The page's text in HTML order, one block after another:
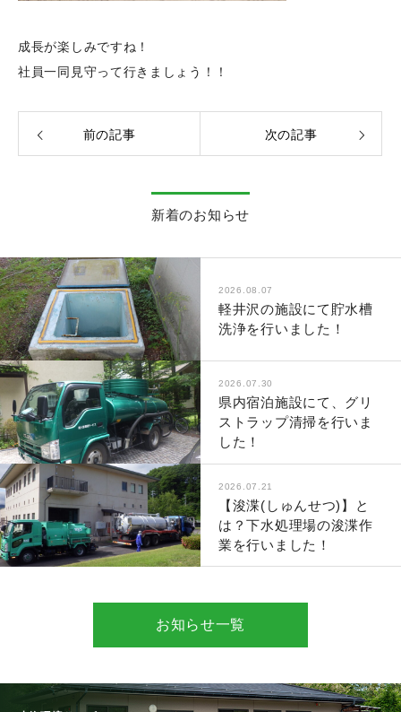
成長が楽しみですね！
社員一同見守って行きましょう！！
前の記事 次の記事
新着のお知らせ
2026.08.07
軽井沢の施設にて貯水槽
洗浄を行いました！
2026.07.30
県内宿泊施設にて、グリ
ストラップ清掃を行いま
した！
2026.07.21
【浚渫(しゅんせつ)】と
は？下水処理場の浚渫作
業を行いました！
お知らせ一覧